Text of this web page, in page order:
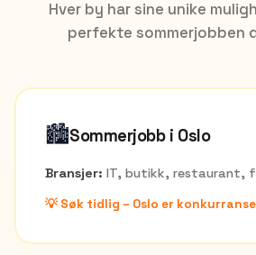
Hver by har sine unike
perfekte sommerjobben
🏙️Sommerjobb i Oslo
Bransjer: IT, butikk, restaurant,
💡Søk tidlig – Oslo er